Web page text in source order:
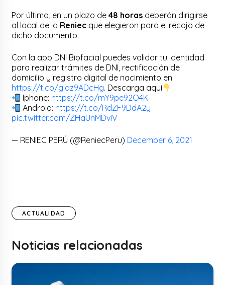
Por último, en un plazo de48 horas deberán dirigirse
al local de la Reniec que elegieron para el recojo de
dicho documento.
Con la app DNI Biofacial puedes validar tu identidad
para realizar trámites de DNI, rectificación de
domicilio y registro digital de nacimiento en
https://t.co/gldz9ADcHg. Descarga aquí
Iphone: https://t.co/mY9pe92O4K
Android: https://t.co/RdZF9DdA2y
pic.twitter.com/ZHaUnMDviV
— RENIEC PERÚ (@ReniecPeru) December 6, 2021
ACTUALIDAD
Noticias relacionadas